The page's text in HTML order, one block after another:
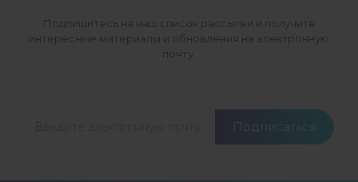
Подпишитесь на наш список рассылки и получите
интересные материалы и обновления на электронную
почту.
Подписаться